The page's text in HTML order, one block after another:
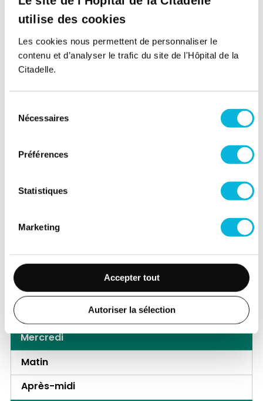
utilise des cookies
Les cookies nous permettent de personnaliser le
contenu et d’analyser le trafic du site de l'Hôpital de la
Citadelle.
Nécessaires
Préférences
Statistiques
Marketing
Accepter tout
Autoriser la sélection
Matin
Après-midi
Samedi
Matin
Après-midi
Rue du Grand Puits 47,
Lundi
Mardi
Matin
Mercredi
Matin
Après-midi